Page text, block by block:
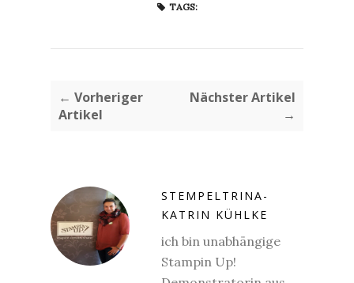
TAGS:
← Vorheriger
Artikel
Nächster Artikel
→
STEMPELTRINA-
KATRIN KÜHLKE
ich bin unabhängige
Stampin Up!